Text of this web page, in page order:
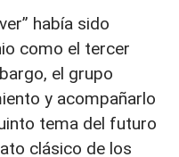
había sido
como el tercer
el grupo
y acompañarlo
tema del futuro
clásico de los